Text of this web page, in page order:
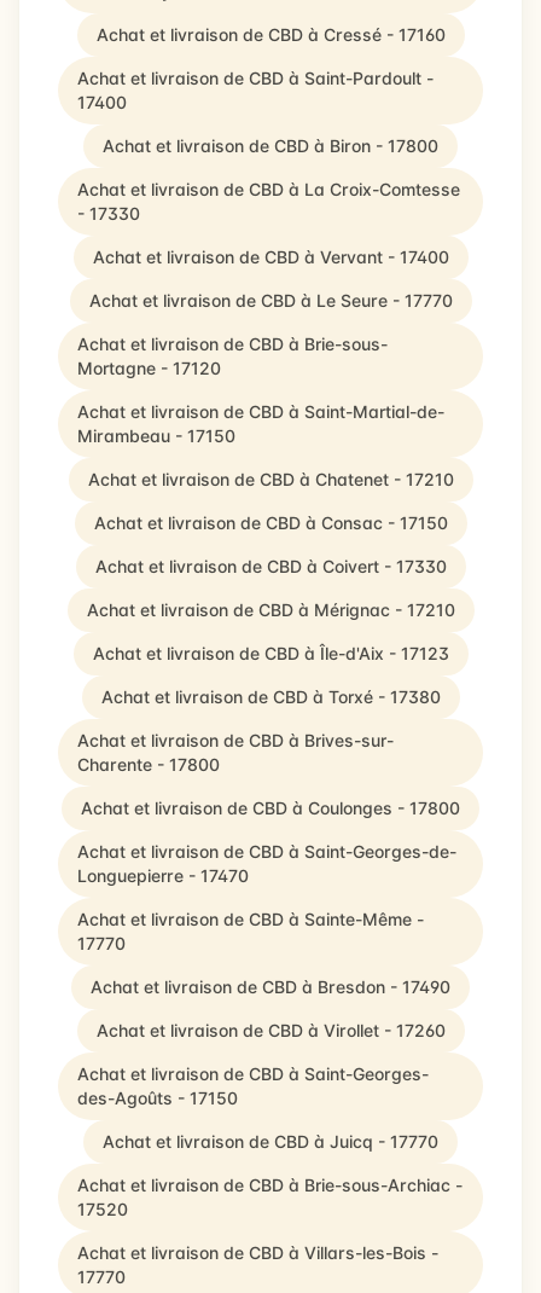
Achat et livraison de CBD à Cressé - 17160
Achat et livraison de CBD à Saint-Pardoult -
17400
Achat et livraison de CBD à Biron - 17800
Achat et livraison de CBD à La Croix-Comtesse
- 17330
Achat et livraison de CBD à Vervant - 17400
Achat et livraison de CBD à Le Seure - 17770
Achat et livraison de CBD à Brie-sous-
Mortagne - 17120
Achat et livraison de CBD à Saint-Martial-de-
Mirambeau - 17150
Achat et livraison de CBD à Chatenet - 17210
Achat et livraison de CBD à Consac - 17150
Achat et livraison de CBD à Coivert - 17330
Achat et livraison de CBD à Mérignac - 17210
Achat et livraison de CBD à Île-d'Aix - 17123
Achat et livraison de CBD à Torxé - 17380
Achat et livraison de CBD à Brives-sur-
Charente - 17800
Achat et livraison de CBD à Coulonges - 17800
Achat et livraison de CBD à Saint-Georges-de-
Longuepierre - 17470
Achat et livraison de CBD à Sainte-Même -
17770
Achat et livraison de CBD à Bresdon - 17490
Achat et livraison de CBD à Virollet - 17260
Achat et livraison de CBD à Saint-Georges-
des-Agoûts - 17150
Achat et livraison de CBD à Juicq - 17770
Achat et livraison de CBD à Brie-sous-Archiac -
17520
Achat et livraison de CBD à Villars-les-Bois -
17770